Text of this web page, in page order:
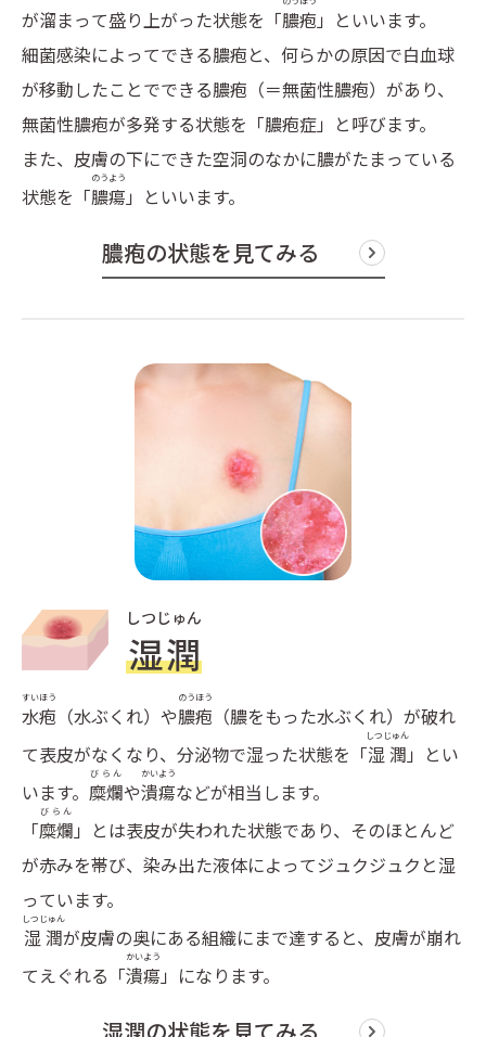
が溜まって盛り上がった状態を「膿疱 」といいます。
細菌感染によってできる膿疱と、何らかの原因で白血球
が移動したことでできる膿疱（＝無菌性膿疱）があり、
無菌性膿疱が多発する状態を「膿疱症」と呼びます。
また、皮膚の下にできた空洞のなかに膿がたまっている
状態を「膿瘍
のうよう
」といいます。
膿疱の状態を見てみる
湿潤
しつじゅん
水疱
すいほう
（水ぶくれ）や膿疱
のうほう
（膿をもった水ぶくれ）が破れ
て表皮がなくなり、分泌物で湿った状態を「湿潤
しつじゅん
」とい
います。 糜爛
びらん
や潰瘍
かいよう
などが相当します。
「糜爛
びらん
」とは表皮が失われた状態であり、そのほとんど
が赤みを帯び、染み出た液体によってジュクジュクと湿
っています。
湿潤
しつじゅん
が皮膚の奥にある組織にまで達すると、皮膚が崩れ
てえぐれる「潰瘍
かいよう
」になります。